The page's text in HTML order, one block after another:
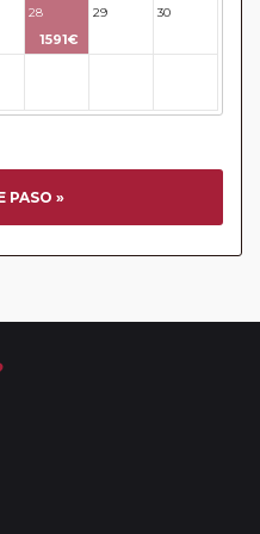
que entró en vigor la
DE VIAJE ETA obligatoria
solicitud, le invitamos a
for-an-electronic-travel-
En aquellos circuitos que
una fecha límite para
posterior en el nombre
provocar la invalidez del
tener que emitir un nuevo
emisión. Hacer una
Las compañías
28
1591€
29 30
PASO »